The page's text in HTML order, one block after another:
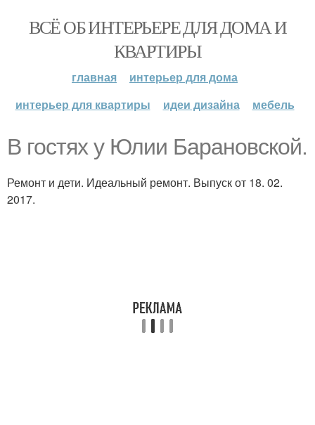
ВСЁ ОБ ИНТЕРЬЕРЕ ДЛЯ ДОМА И
КВАРТИРЫ
главная
интерьер для дома
интерьер для квартиры
идеи дизайна мебель
В гостях у Юлии Барановской.
Ремонт и дети. Идеальный ремонт. Выпуск от 18. 02.
2017.